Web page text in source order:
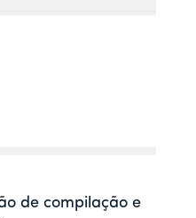
de compilação e